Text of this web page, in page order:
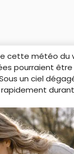
cette météo du
pourraient
un ciel